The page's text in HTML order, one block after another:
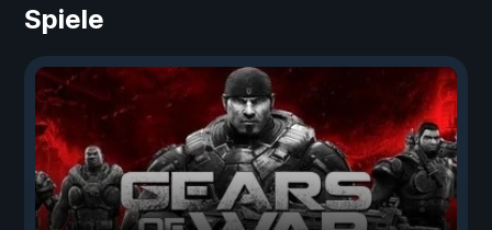
Spiele